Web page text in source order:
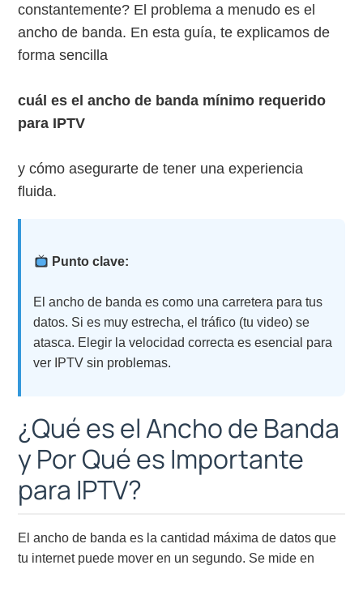
constantemente? El problema a menudo es el
ancho de banda. En esta guía, te explicamos de
forma sencilla
cuál es el ancho de banda mínimo requerido
para IPTV
y cómo asegurarte de tener una experiencia
fluida.
Punto clave:
El ancho de banda es como una carretera para tus
datos. Si es muy estrecha, el tráfico (tu video) se
atasca. Elegir la velocidad correcta es esencial para
ver IPTV sin problemas.
¿Qué es el Ancho de Banda
y Por Qué es Importante
para IPTV?
El ancho de banda es la cantidad máxima de datos que
tu internet puede mover en un segundo. Se mide en